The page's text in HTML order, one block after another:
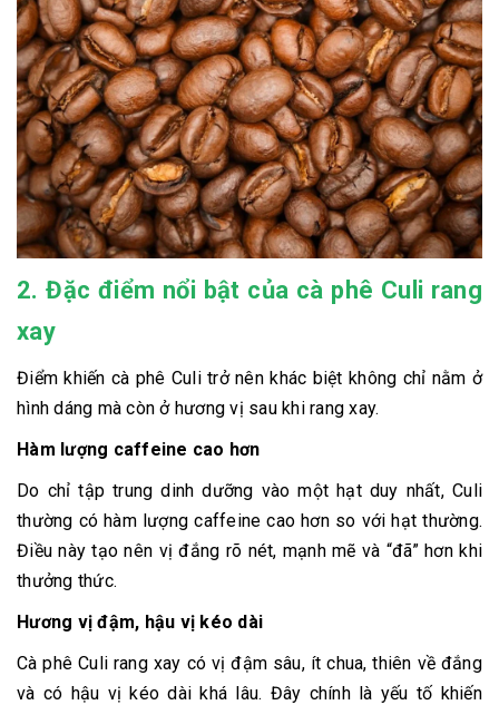
2. Đặc điểm nổi bật của cà phê Culi rang
xay
Điểm khiến cà phê Culi trở nên khác biệt không chỉ nằm ở
hình dáng mà còn ở hương vị sau khi rang xay.
Hàm lượng caffeine cao hơn
Do chỉ tập trung dinh dưỡng vào một hạt duy nhất, Culi
thường có hàm lượng caffeine cao hơn so với hạt thường.
Điều này tạo nên vị đắng rõ nét, mạnh mẽ và “đã” hơn khi
thưởng thức.
Hương vị đậm, hậu vị kéo dài
Cà phê Culi rang xay có vị đậm sâu, ít chua, thiên về đắng
và có hậu vị kéo dài khá lâu. Đây chính là yếu tố khiến